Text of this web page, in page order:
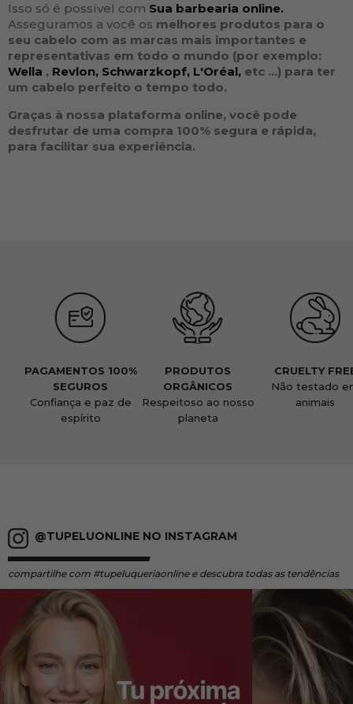
Isso só é possível com Sua barbearia online.
Asseguramos a você os melhores produtos para o
seu cabelo com as marcas mais importantes e
representativas em todo o mundo (por exemplo:
Wella , Revlon, Schwarzkopf, L'Oréal, etc ...) para ter
um cabelo perfeito o tempo todo.
Graças à nossa plataforma online, você pode
desfrutar de uma compra 100% segura e rápida,
para facilitar sua experiência.
PAGAMENTOS 100%
SEGUROS
Confiança e paz de
espírito
PRODUTOS
ORGÂNICOS
Respeitoso ao nosso
planeta
CRUELTY
Não testado
animais
@TUPELUONLINE NO INSTAGRAM
compartilhe com #tupeluqueriaonline e descubra todas as tendências